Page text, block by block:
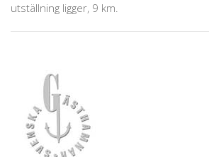
utställning ligger, 9 km.